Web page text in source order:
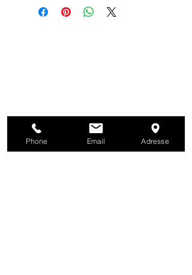
Phone Email Adresse